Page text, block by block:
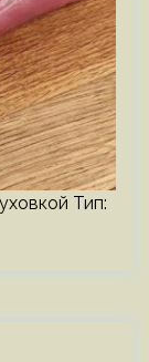
Тип: